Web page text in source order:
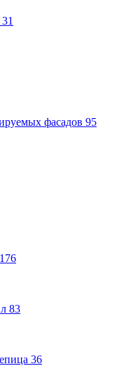
31
фасадов 95
176
83
36